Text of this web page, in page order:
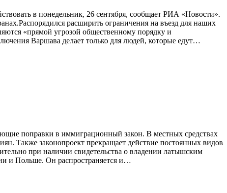
в понедельник, 26 сентября, сообщает РИА «Новости».
расширить ограничения на въезд для наших
«прямой угрозой общественному порядку и
Варшава делает только для людей, которые едут…
поправки в иммиграционный закон. В местных средствах
Также законопроект прекращает действие постоянных видов
при наличии свидетельства о владении латышским
и Польше. Он распространяется и…